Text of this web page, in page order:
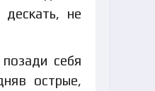
не
себя
острые,